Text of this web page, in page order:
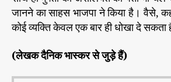
जानने का साहस भाजपा ने किया है। वैसे,
कोई व्यक्ति केवल एक बार ही धोखा दे सकता
(लेखक दैनिक भास्‍कर से जुड़े हैं)